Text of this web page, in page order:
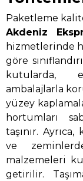
Paketleme
Akdeniz
hizmetlerinde
göre
kutularda,
ambalajlarla
yüzey
hortumları
taşınır.
ve
malzemeleri
getirilir.